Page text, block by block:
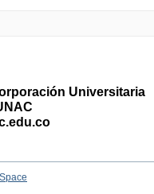
Universitaria